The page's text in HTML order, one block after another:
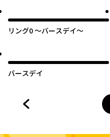
リング0 ～バースデイ～
バースデイ